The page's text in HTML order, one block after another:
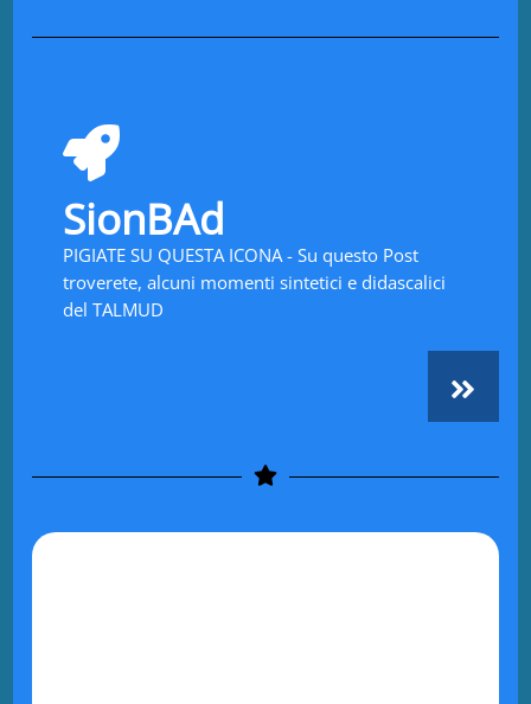
SionBAd
PIGIATE SU QUESTA ICONA - Su questo Post
troverete, alcuni momenti sintetici e didascalici
del TALMUD